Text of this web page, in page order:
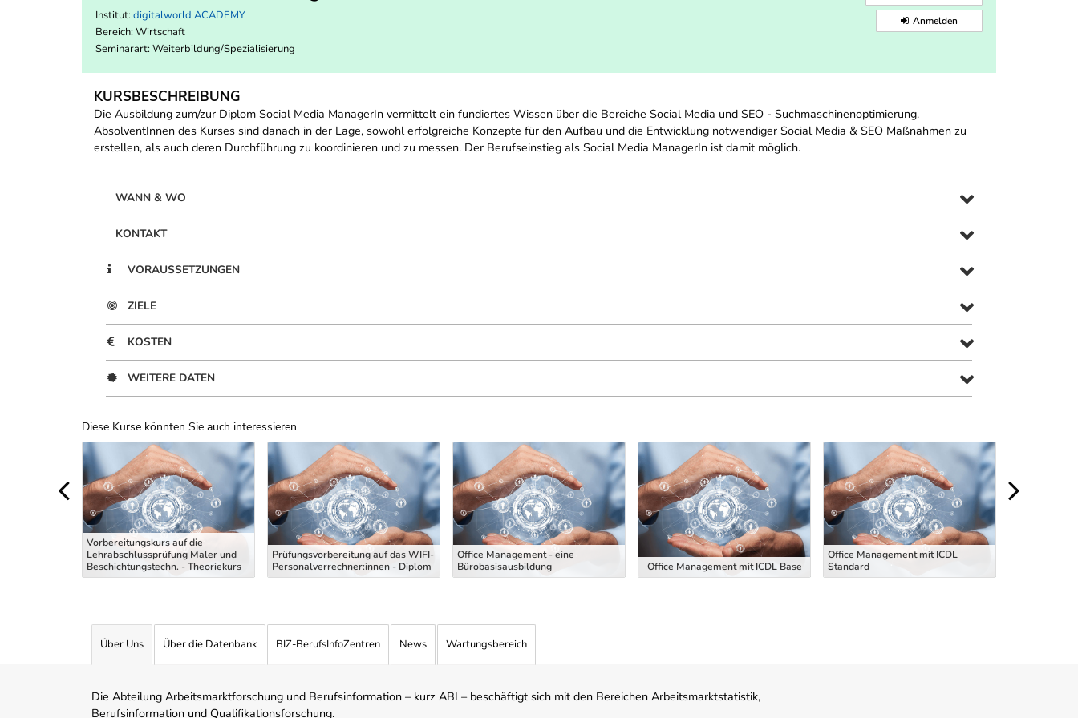
Institut: digitalworld ACADEMY
Bereich: Wirtschaft
Seminarart: Weiterbildung/Spezialisierung
Anmelden
KURSBESCHREIBUNG
Die Ausbildung zum/zur Diplom Social Media ManagerIn vermittelt ein fundiertes Wissen über die Bereiche Social Media und SEO - Suchmaschinenoptimierung.
AbsolventInnen des Kurses sind danach in der Lage, sowohl erfolgreiche Konzepte für den Aufbau und die Entwicklung notwendiger Social Media & SEO Maßnahmen zu
erstellen, als auch deren Durchführung zu koordinieren und zu messen. Der Berufseinstieg als Social Media ManagerIn ist damit möglich.
WANN & WO
KONTAKT
VORAUSSETZUNGEN
ZIELE
KOSTEN
WEITERE DATEN
Diese Kurse könnten Sie auch interessieren ...
Uber Weiterbildungsvorschläge
Vorbereitungskurs auf die
Lehrabschlussprüfung Maler und
Beschichtungstechn. - Theoriekurs
Prüfungsvorbereitung auf das WIFI-
Personalverrechner:innen - Diplom
Office Management - eine
Bürobasisausbildung
Office Management mit ICDL Base
Office Management mit ICDL
Standard
Über Uns Über die Datenbank BIZ-BerufsInfoZentren News Wartungsbereich
Die Abteilung Arbeitsmarktforschung und Berufsinformation – kurz ABI – beschäftigt sich mit den Bereichen Arbeitsmarktstatistik,
Berufsinformation und Qualifikationsforschung.